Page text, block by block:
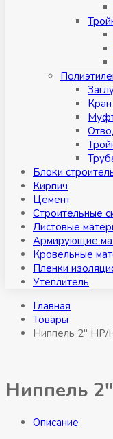
Блоки
Кирпич
Цемент
Строительные
Листовые
Армирующие
Кровельные
Пленки
Утеплитель
Главная
Товары
Ниппель 2″ НР/
Ниппель
Описание